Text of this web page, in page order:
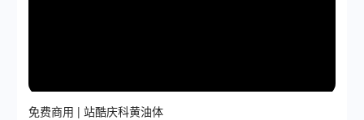
免费商用 | 站酷庆科黄油体